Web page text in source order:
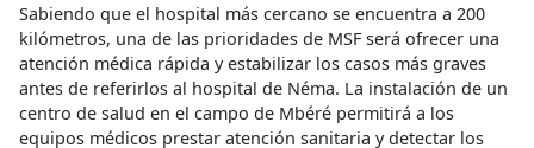
Sabiendo que el hospital más cercano se encuentra a 200
kilómetros, una de las prioridades de MSF será ofrecer una
atención médica rápida y estabilizar los casos más graves
antes de referirlos al hospital de Néma. La instalación de un
centro de salud en el campo de Mbéré permitirá a los
equipos médicos prestar atención sanitaria y detectar los